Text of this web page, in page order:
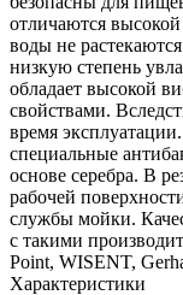
отличаются
воды не
низкую степень
обладает высокой
свойствами.
время
специальные
основе серебра. В
рабочей
службы мойки.
с такими
Point, WISENT,
Характеристики